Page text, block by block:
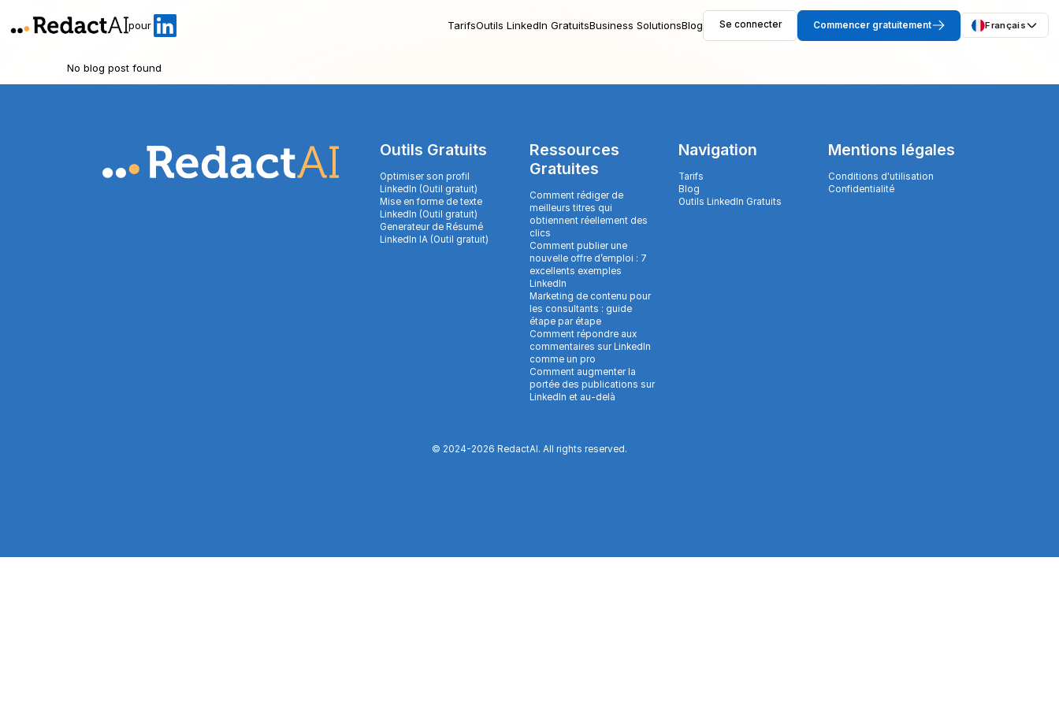
pour TarifsOutils LinkedIn GratuitsBusiness SolutionsBlog Se connecter Commencer gratuitement Français
No blog post found
Outils Gratuits
Optimiser son profil
LinkedIn (Outil gratuit)
Mise en forme de texte
LinkedIn (Outil gratuit)
Generateur de Résumé
LinkedIn IA (Outil gratuit)
Ressources
Gratuites
Comment rédiger de
meilleurs titres qui
obtiennent réellement des
clics
Comment publier une
nouvelle offre d’emploi : 7
excellents exemples
LinkedIn
Marketing de contenu pour
les consultants : guide
étape par étape
Comment répondre aux
commentaires sur LinkedIn
comme un pro
Comment augmenter la
portée des publications sur
LinkedIn et au-delà
Navigation
Tarifs
Blog
Outils LinkedIn Gratuits
Mentions légales
Conditions d'utilisation
Confidentialité
© 2024-2026 RedactAI. All rights reserved.